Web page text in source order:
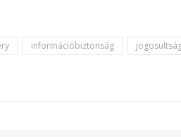
információbiztonság